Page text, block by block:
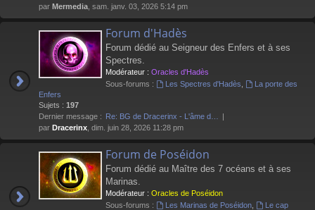
par Mermedia , sam. janv. 03, 2026 5:14 pm
Forum d'Hadès
Forum dédié au Seigneur des Enfers et à ses
Spectres.
Modérateur : Oracles d'Hadès
Sous-forums :
Les Spectres d'Hadès
La porte des
Enfers
Sujets : 197
Dernier message : Re: BG de Dracerinx - L'âme d…
par Dracerinx , dim. juin 28, 2026 11:28 pm
Forum de Poséidon
Forum dédié au Maître des 7 océans et à ses
Marinas.
Modérateur : Oracles de Poséidon
Sous-forums :
Les Marinas de Poséidon,
Le cap